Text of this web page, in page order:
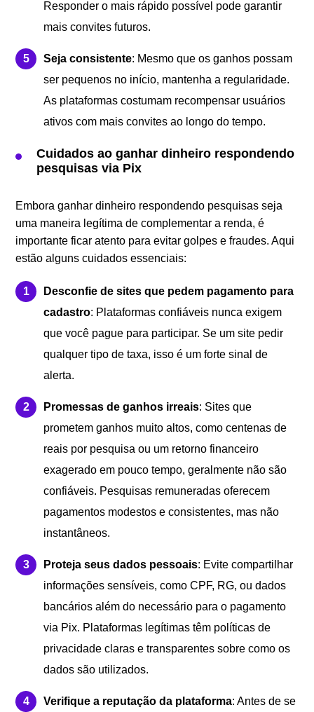
Responder o mais rápido possível pode garantir
mais convites futuros.
Seja consistente: Mesmo que os ganhos possam
ser pequenos no início, mantenha a regularidade.
As plataformas costumam recompensar usuários
ativos com mais convites ao longo do tempo.
Cuidados ao ganhar dinheiro respondendo
pesquisas via Pix
Embora ganhar dinheiro respondendo pesquisas seja
uma maneira legítima de complementar a renda, é
importante ficar atento para evitar golpes e fraudes. Aqui
estão alguns cuidados essenciais:
Desconfie de sites que pedem pagamento para
cadastro: Plataformas confiáveis nunca exigem
que você pague para participar. Se um site pedir
qualquer tipo de taxa, isso é um forte sinal de
alerta.
Promessas de ganhos irreais: Sites que
prometem ganhos muito altos, como centenas de
reais por pesquisa ou um retorno financeiro
exagerado em pouco tempo, geralmente não são
confiáveis. Pesquisas remuneradas oferecem
pagamentos modestos e consistentes, mas não
instantâneos.
Proteja seus dados pessoais: Evite compartilhar
informações sensíveis, como CPF, RG, ou dados
bancários além do necessário para o pagamento
via Pix. Plataformas legítimas têm políticas de
privacidade claras e transparentes sobre como os
dados são utilizados.
Verifique a reputação da plataforma: Antes de se